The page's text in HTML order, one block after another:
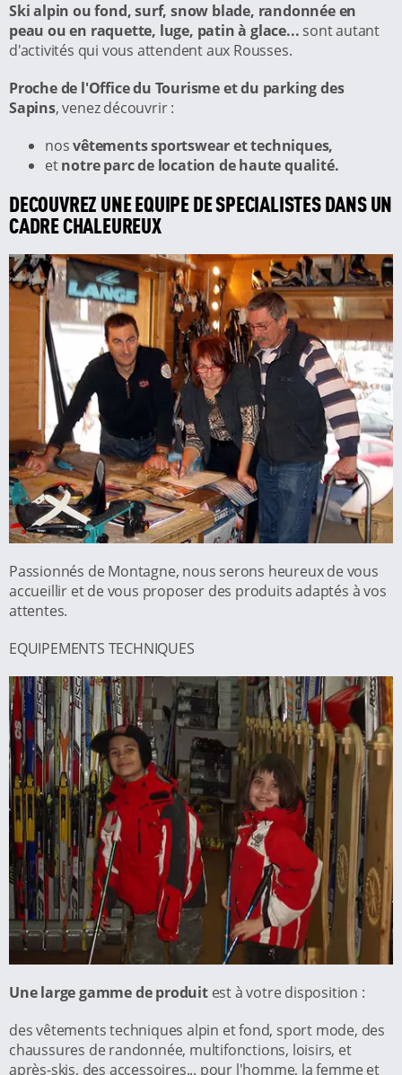
Ski alpin ou fond, surf, snow blade, randonnée en
peau ou en raquette, luge, patin à glace... sont autant
d'activités qui vous attendent aux Rousses.
Proche de l'Office du Tourisme et du parking des
Sapins, venez découvrir :
nosvêtements sportswear et techniques,
etnotre parc de location de haute qualité.
DECOUVREZ UNE EQUIPE DE SPECIALISTES DANS UN
CADRE CHALEUREUX
Passionnés de Montagne, nous serons heureux de vous
accueillir et de vous proposer des produits adaptés à vos
attentes.
EQUIPEMENTS TECHNIQUES
Une large gamme de produitest à votre disposition :
des vêtements techniques alpin et fond, sport mode, des
chaussures de randonnée, multifonctions, loisirs, et
après-skis, des accessoires... pour l'homme, la femme et